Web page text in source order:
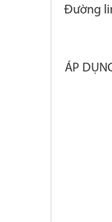
Đường
ÁP